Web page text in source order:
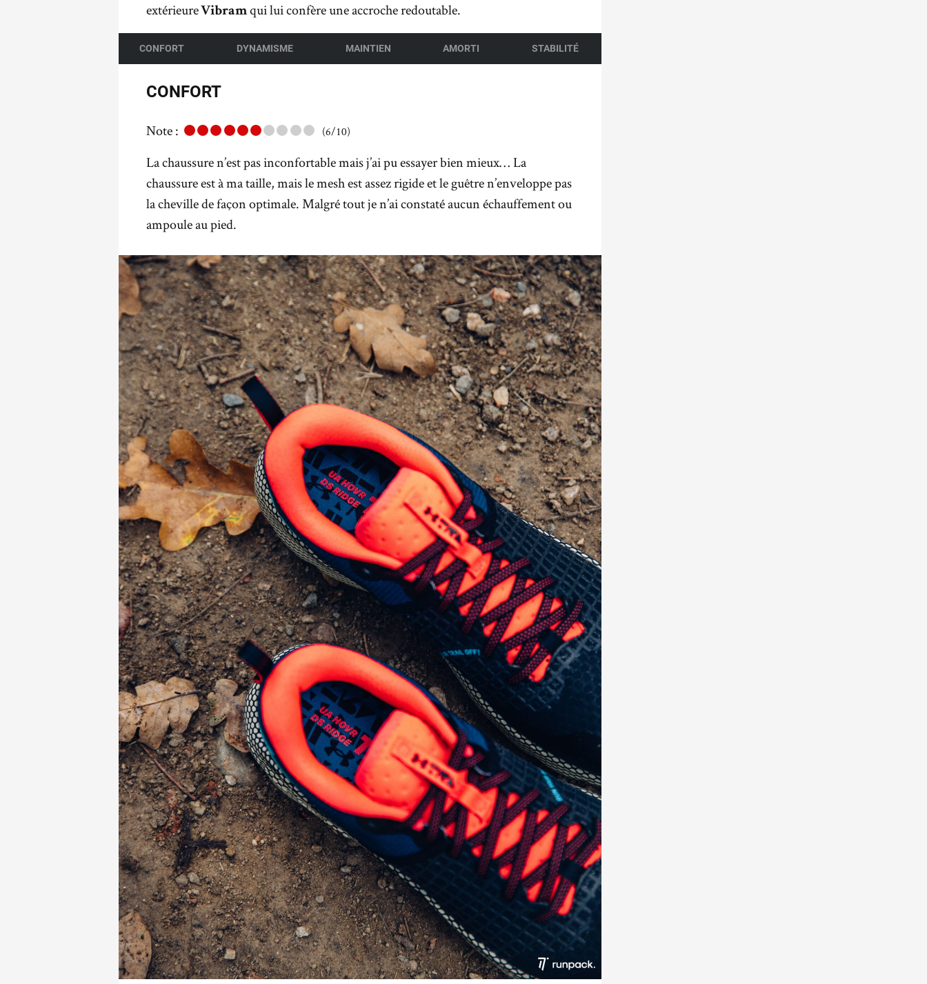
extérieure Vibram qui lui confère une accroche redoutable.
CONFORT DYNAMISME MAINTIEN AMORTI STABILITÉ
CONFORT
Note : (6/10)
La chaussure n’est pas inconfortable mais j’ai pu essayer bien mieux… La
chaussure est à ma taille, mais lemeshest assez rigide et le guêtre n’enveloppe pas
la cheville de façon optimale. Malgré tout je n’ai constaté aucun échauffement ou
ampoule au pied.